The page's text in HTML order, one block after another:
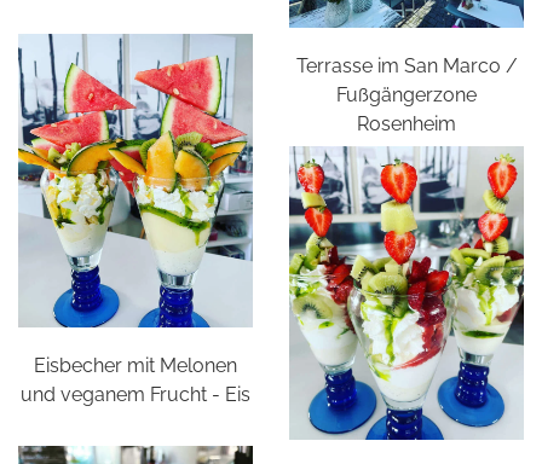
Eisbecher mit Melonen
und veganem Frucht - Eis
Terrasse im San Marco /
Fußgängerzone
Rosenheim